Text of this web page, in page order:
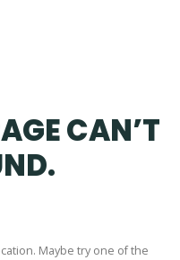
CAN’T
Maybe try one of the